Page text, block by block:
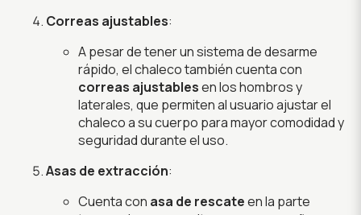
Correas ajustables:
A pesar de tener un sistema de desarme
rápido, el chaleco también cuenta con
correas ajustablesen los hombros y
laterales, que permiten al usuario ajustar el
chaleco a su cuerpo para mayor comodidad y
seguridad durante el uso.
Asas de extracción:
Cuenta con asa de rescateen la parte